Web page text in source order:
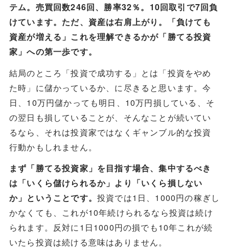
テム。売買回数246回、勝率32％。10回取引で7回負
けています。ただ、資産は右肩上がり。「負けても
資産が増える」これを理解できるかが「勝てる投資
家」への第一歩です。
結局のところ「投資で成功する」とは「投資をやめ
た時」に儲かっているか、に尽きると思います。今
日、10万円儲かっても明日、10万円損している、そ
の翌日も損していることが、そんなことが続いてい
るなら、それは投資家ではなくギャンブル的な投資
行動かもしれません。
まず「勝てる投資家」を目指す場合、集中するべき
は「いくら儲けられるか」より「いくら損しない
か」ということです。 投資では1日、1000円の稼ぎし
かなくても、これが10年続けられるなら投資は続け
られます。反対に1日1000円の損でも10年これが続
いたら投資は続ける意味はありません。